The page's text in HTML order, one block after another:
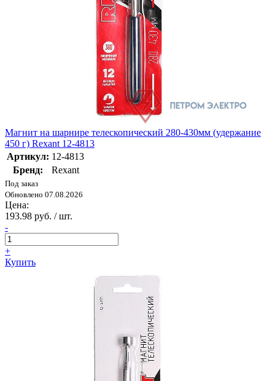
Магнит на шарнире телескопический 280-430мм (удержание
450 г) Rexant 12-4813
Артикул: 12-4813
Бренд:
Rexant
Под заказ
Обновлено 07.08.2026
Цена:
193.98 руб. / шт.
-
+
Купить